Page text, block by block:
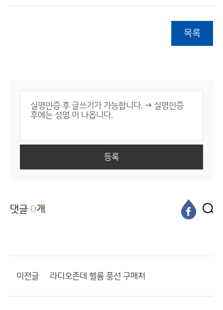
목록
등록
댓글 0개
이전글 라디오존데 헬륨 풍선 구매처